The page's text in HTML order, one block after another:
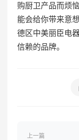
购厨卫产品而烦
能会给你带来意
德区中美丽臣电
信赖的品牌。
上一篇